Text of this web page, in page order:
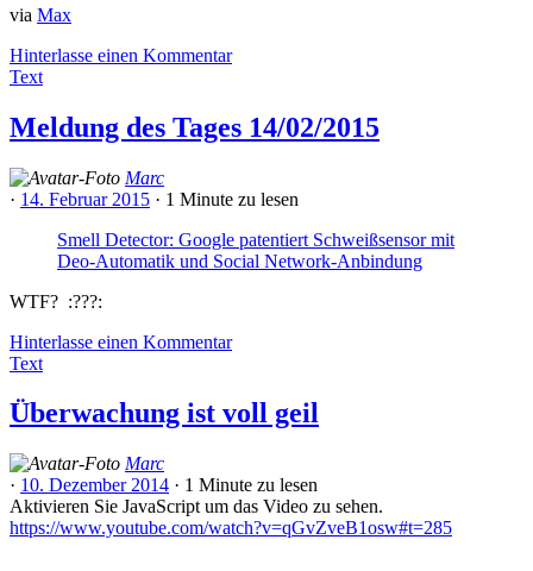
via Max
Hinterlasse einen Kommentar
Text
Meldung des Tages 14/02/2015
Marc
· 14. Februar 2015 · 1 Minute zu lesen
Smell Detector: Google patentiert Schweißsensor mit
Deo-Automatik und Social Network-Anbindung
WTF? :???:
Hinterlasse einen Kommentar
Text
Überwachung ist voll geil
Marc
· 10. Dezember 2014 · 1 Minute zu lesen
Aktivieren Sie JavaScript um das Video zu sehen.
https://www.youtube.com/watch?v=qGvZveB1osw#t=285